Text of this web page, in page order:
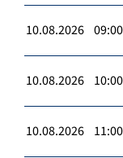
10.08.2026
10.08.2026
10.08.2026